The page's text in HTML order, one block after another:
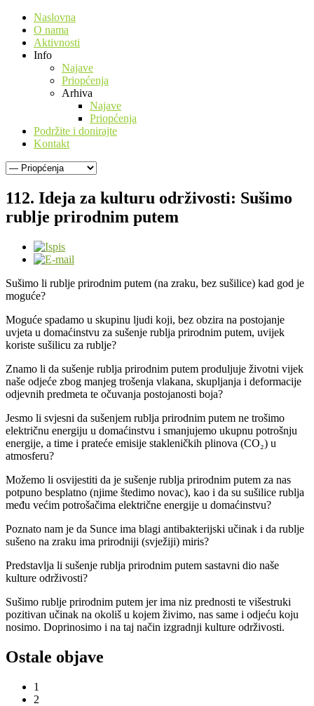
Naslovna
O nama
Aktivnosti
Info
Najave
Priopćenja
Arhiva
Najave
Priopćenja
Podržite i donirajte
Kontakt
112. Ideja za kulturu održivosti: Sušimo
rublje prirodnim putem
Sušimo li rublje prirodnim putem (na zraku, bez sušilice) kad god je
moguće?
Moguće spadamo u skupinu ljudi koji, bez obzira na postojanje
uvjeta u domaćinstvu za sušenje rublja prirodnim putem, uvijek
koriste sušilicu za rublje?
Znamo li da sušenje rublja prirodnim putem produljuje životni vijek
naše odjeće zbog manjeg trošenja vlakana, skupljanja i deformacije
odjevnih predmeta te očuvanja postojanosti boja?
Jesmo li svjesni da sušenjem rublja prirodnim putem ne trošimo
električnu energiju u domaćinstvu i smanjujemo ukupnu potrošnju
energije, a time i prateće emisije stakleničkih plinova (CO₂) u
atmosferu?
Možemo li osvijestiti da je sušenje rublja prirodnim putem za nas
potpuno besplatno (njime štedimo novac), kao i da su sušilice rublja
među većim potrošačima električne energije u domaćinstvu?
Poznato nam je da Sunce ima blagi antibakterijski učinak i da rublje
sušeno na zraku ima prirodniji (svježiji) miris?
Predstavlja li sušenje rublja prirodnim putem sastavni dio naše
kulture održivosti?
Sušimo rublje prirodnim putem jer ima niz prednosti te višestruki
pozitivan učinak na okoliš u kojem živimo, nas same i odjeću koju
nosimo. Doprinosimo i na taj način izgradnji kulture održivosti.
Ostale objave
1
2